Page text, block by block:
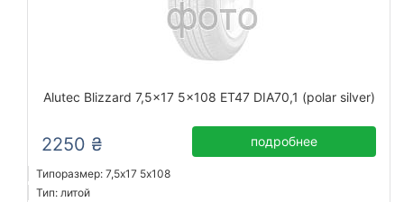
Alutec Blizzard 7,5x17 5x108 ET47 DIA70,1 (polar silver)
2250 ₴ подробнее
Типоразмер: 7,5x17 5х108
Тип: литой